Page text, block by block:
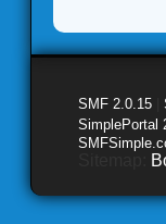
SMF 2.0.15
SimplePortal